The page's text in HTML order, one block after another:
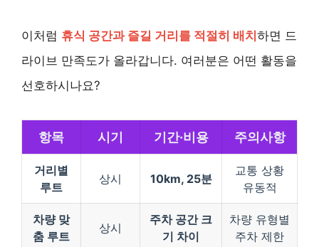
이처럼 휴식 공간과 즐길 거리를 적절히 배치 하면 드
라이브 만족도가 올라갑니다. 여러분은 어떤 활동을
선호하시나요?
항목 시기 기간·비용 주의사항
거리별
루트
상시 10km, 25분
교통 상황
유동적
차량 맞
춤 루트
상시
주차 공간 크
기 차이
차량 유형별
주차 제한